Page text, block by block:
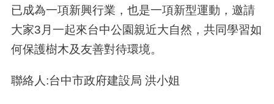
已成為一項新興行業，也是一項新型運動，邀請
大家3月一起來台中公園親近大自然，共同學習如
何保護樹木及友善對待環境。
聯絡人:台中市政府建設局 洪小姐